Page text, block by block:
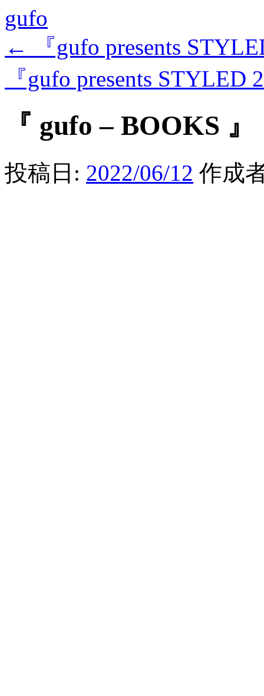
gufo
←
『gufo presents
『gufo presents STYLED
『 gufo – BOOKS 』
投稿日: 2022/06/12 作成